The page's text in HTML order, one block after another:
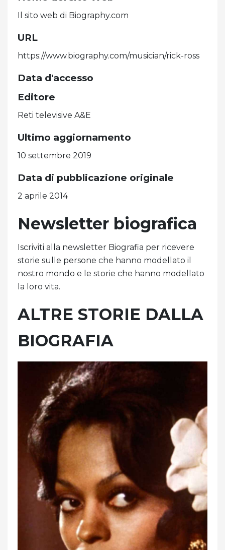
Il sito web di Biography.com
URL
https://www.biography.com/musician/rick-ross
Data d'accesso
Editore
Reti televisive A&E
Ultimo aggiornamento
10 settembre 2019
Data di pubblicazione originale
2 aprile 2014
Newsletter biografica
Iscriviti alla newsletter Biografia per ricevere
storie sulle persone che hanno modellato il
nostro mondo e le storie che hanno modellato
la loro vita.
ALTRE STORIE DALLA
BIOGRAFIA